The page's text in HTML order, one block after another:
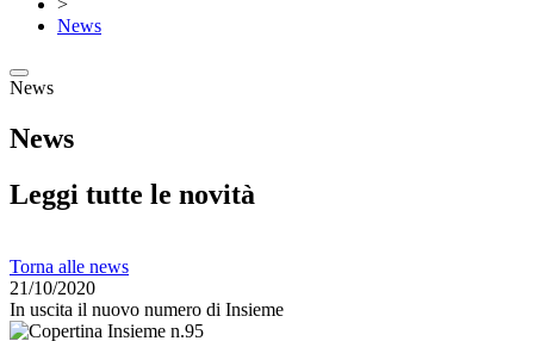
>
News
News
News
Leggi tutte le novità
Torna alle news
21/10/2020
In uscita il nuovo numero di Insieme